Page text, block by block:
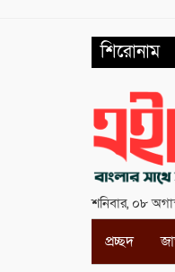
শিরোনাম
শনিবার, ০৮
প্রচ্ছদ